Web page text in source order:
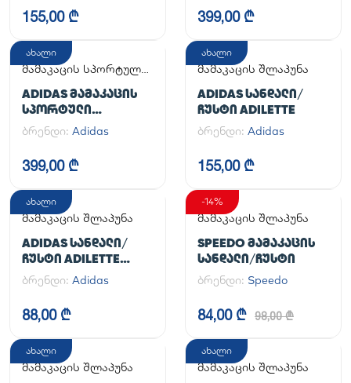
155,00 ₾ 399,00 ₾
ახალი
მამაკაცის სპორტული
ADIDAS ᲛᲐᲛᲐᲙᲐᲪᲘᲡ
ᲡᲞᲝᲠᲢᲣᲚᲘ
ᲤᲔᲮᲡᲐᲪᲛᲔᲚᲘ
HANDBALL SPEZIAL
ბრენდი: Adidas
399,00 ₾
ახალი
მამაკაცის შლაპუნა
ADIDAS ᲡᲐᲜᲓᲐᲚᲘ/
ᲩᲣᲡᲢᲘ ADILETTE
ბრენდი: Adidas
155,00 ₾
ახალი
მამაკაცის შლაპუნა
ADIDAS ᲡᲐᲜᲓᲐᲚᲘ/
ᲩᲣᲡᲢᲘ ADILETTE
AQUA
ბრენდი: Adidas
88,00 ₾
-14%
მამაკაცის შლაპუნა
SPEEDO ᲛᲐᲛᲐᲙᲐᲪᲘᲡ
ᲡᲐᲜᲓᲐᲚᲘ/ᲩᲣᲡᲢᲘ
ბრენდი: Speedo
84,00 ₾ 98,00 ₾
ახალი
მამაკაცის შლაპუნა
ახალი
მამაკაცის შლაპუნა